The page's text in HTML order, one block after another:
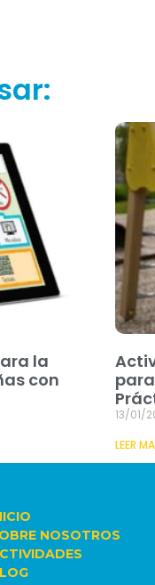
la
con
13/01/
LEER
NOSOTROS